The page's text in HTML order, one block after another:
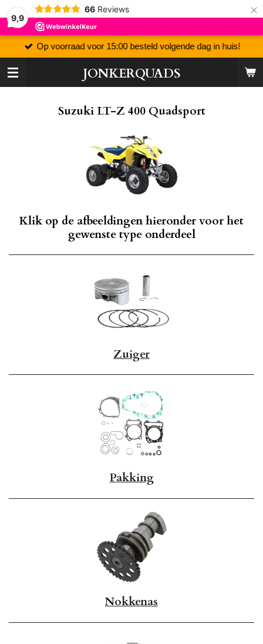
9,9
66 Reviews ×
JONKERQUADS
Op voorraad voor 15:00 besteld volgende dag in huis!
Suzuki LT-Z 400 Quadsport
Klik op de afbeeldingen hieronder voor het
gewenste type onderdeel
Zuiger
Pakking
Nokkenas